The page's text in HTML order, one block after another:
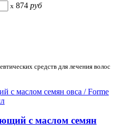
x 874 руб
средств для лечения волос
с маслом семян